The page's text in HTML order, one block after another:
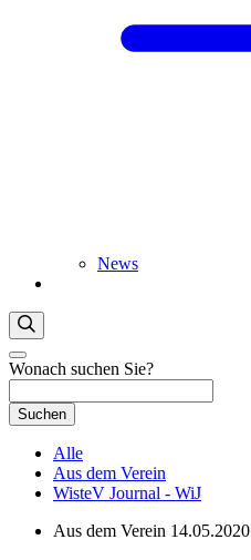
News
Wonach suchen Sie?
Suchen
Alle
Aus dem Verein
WisteV Journal - WiJ
Aus dem Verein 14.05.2020